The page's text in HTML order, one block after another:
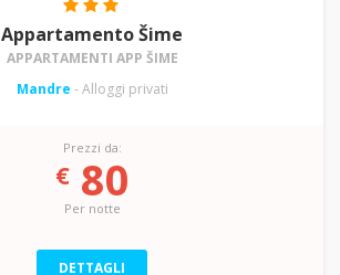
Appartamento Šime
APPARTAMENTI APP ŠIME
Mandre - Alloggi privati
Prezzi da:
€80
Per notte
DETTAGLI